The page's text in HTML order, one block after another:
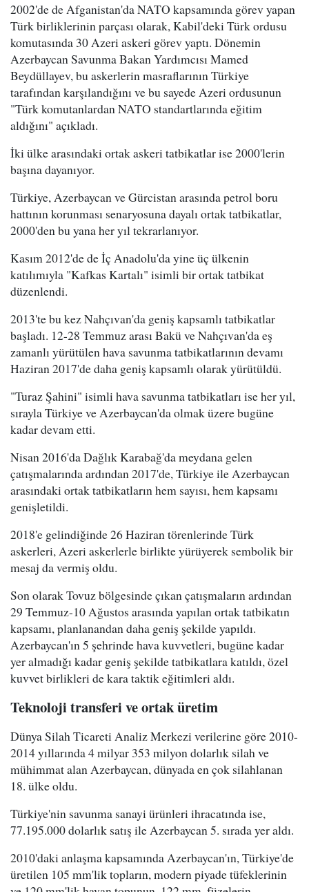
2002'de de Afganistan'da NATO kapsamında görev yapan
Türk birliklerinin parçası olarak, Kabil'deki Türk ordusu
komutasında 30 Azeri askeri görev yaptı. Dönemin
Azerbaycan Savunma Bakan Yardımcısı Mamed
Beydüllayev, bu askerlerin masraflarının Türkiye
tarafından karşılandığını ve bu sayede Azeri ordusunun
"Türk komutanlardan NATO standartlarında eğitim
aldığını" açıkladı.
İki ülke arasındaki ortak askeri tatbikatlar ise 2000'lerin
başına dayanıyor.
Türkiye, Azerbaycan ve Gürcistan arasında petrol boru
hattının korunması senaryosuna dayalı ortak tatbikatlar,
2000'den bu yana her yıl tekrarlanıyor.
Kasım 2012'de de İç Anadolu'da yine üç ülkenin
katılımıyla "Kafkas Kartalı" isimli bir ortak tatbikat
düzenlendi.
2013'te bu kez Nahçıvan'da geniş kapsamlı tatbikatlar
başladı. 12-28 Temmuz arası Bakü ve Nahçıvan'da eş
zamanlı yürütülen hava savunma tatbikatlarının devamı
Haziran 2017'de daha geniş kapsamlı olarak yürütüldü.
"Turaz Şahini" isimli hava savunma tatbikatları ise her yıl,
sırayla Türkiye ve Azerbaycan'da olmak üzere bugüne
kadar devam etti.
Nisan 2016'da Dağlık Karabağ'da meydana gelen
çatışmalarında ardından 2017'de, Türkiye ile Azerbaycan
arasındaki ortak tatbikatların hem sayısı, hem kapsamı
genişletildi.
2018'e gelindiğinde 26 Haziran törenlerinde Türk
askerleri, Azeri askerlerle birlikte yürüyerek sembolik bir
mesaj da vermiş oldu.
Son olarak Tovuz bölgesinde çıkan çatışmaların ardından
29 Temmuz-10 Ağustos arasında yapılan ortak tatbikatın
kapsamı, planlanandan daha geniş şekilde yapıldı.
Azerbaycan'ın 5 şehrinde hava kuvvetleri, bugüne kadar
yer almadığı kadar geniş şekilde tatbikatlara katıldı, özel
kuvvet birlikleri de kara taktik eğitimleri aldı.
Teknoloji transferi ve ortak üretim
Dünya Silah Ticareti Analiz Merkezi verilerine göre 2010-
2014 yıllarında 4 milyar 353 milyon dolarlık silah ve
mühimmat alan Azerbaycan, dünyada en çok silahlanan
18. ülke oldu.
Türkiye'nin savunma sanayi ürünleri ihracatında ise,
77.195.000 dolarlık satış ile Azerbaycan 5. sırada yer aldı.
2010'daki anlaşma kapsamında Azerbaycan'ın, Türkiye'de
üretilen 105 mm'lik topların, modern piyade tüfeklerinin